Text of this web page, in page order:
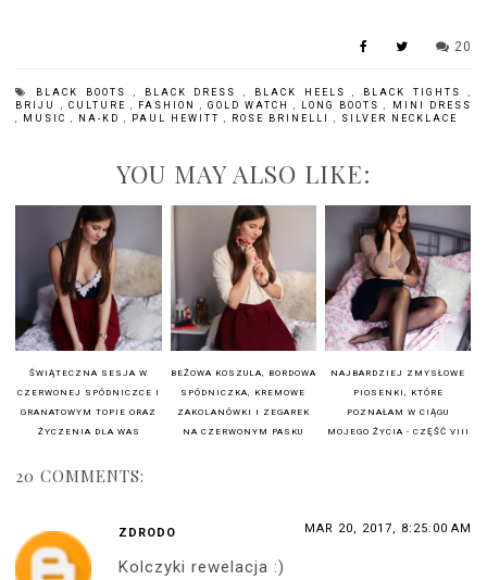
20
BLACK BOOTS , BLACK DRESS, BLACK HEELS, BLACK TIGHTS ,
BRIJU , CULTURE , FASHION ,GOLD WATCH, LONG BOOTS,
MINI DRESS
, MUSIC, NA-KD, PAUL HEWITT, ROSE BRINELLI, SILVER NECKLACE
YOU MAY ALSO LIKE:
ŚWIĄTECZNA SESJA W
CZERWONEJ SPÓDNICZCE I
GRANATOWYM TOPIE ORAZ
ŻYCZENIA DLA WAS
BEŻOWA KOSZULA, BORDOWA
SPÓDNICZKA, KREMOWE
ZAKOLANÓWKI I ZEGAREK
NA CZERWONYM PASKU
NAJBARDZIEJ ZMYSŁOWE
PIOSENKI, KTÓRE
POZNAŁAM W CIĄGU
MOJEGO ŻYCIA - CZĘŚĆ VIII
20 COMMENTS:
ZDRODO MAR 20, 2017, 8:25:00 AM
Kolczyki rewelacja :)